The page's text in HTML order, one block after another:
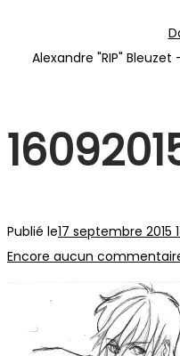
auAlexandre "RIP"
Publié le17 septembre 2015
Encore aucun